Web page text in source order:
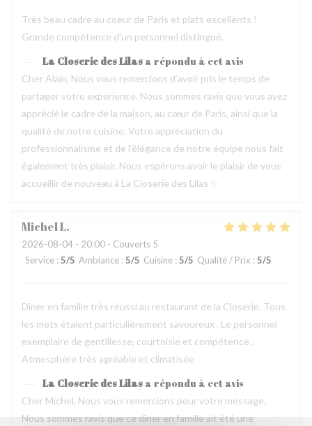
Très beau cadre au coeur de Paris et plats excellents !
Grande compétence d'un personnel distingué.
La Closerie des Lilas a répondu à cet avis
Cher Alain, Nous vous remercions d’avoir pris le temps de
partager votre expérience. Nous sommes ravis que vous ayez
apprécié le cadre de la maison, au cœur de Paris, ainsi que la
qualité de notre cuisine. Votre appréciation du
professionnalisme et de l’élégance de notre équipe nous fait
également très plaisir. Nous espérons avoir le plaisir de vous
accueillir de nouveau à La Closerie des Lilas ✨
MichelL
2026-08-04 - 20:00 - Couverts 5
Service : 5/5 Ambiance : 5/5 Cuisine : 5/5 Qualité / Prix : 5/5
Dîner en famille très réussi au restaurant de la Closerie. Tous
les mets étaient particulièrement savoureux . Le personnel
exemplaire de gentillesse, courtoisie et compétence .
Atmosphère très agréable et climatisée
La Closerie des Lilas a répondu à cet avis
Cher Michel, Nous vous remercions pour votre message.
Nous sommes ravis que ce dîner en famille ait été une